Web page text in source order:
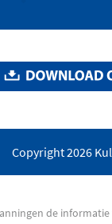
Copyright 2026
de